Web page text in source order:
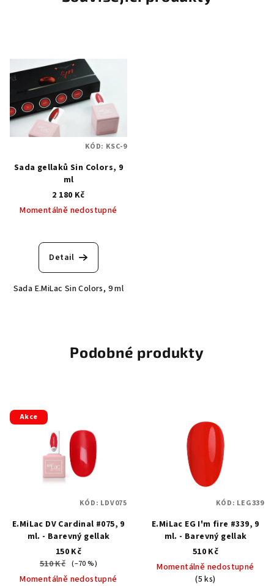
Sada gellaků Sin Colors, 9
ml
2 180 Kč
Momentálně nedostupné
Detail
Sada E.MiLac Sin Colors, 9 ml
KÓD: KSC-9
Podobné produkty
Akce
E.MiLac DV Cardinal #075, 9
ml. - Barevný gellak
150 Kč
510 Kč (–70 %)
Momentálně nedostupné
KÓD: LDV075
E.MiLac EG I'm fire #339, 9
ml. - Barevný gellak
510 Kč
Momentálně nedostupné
(5 ks)
KÓD: LEG339